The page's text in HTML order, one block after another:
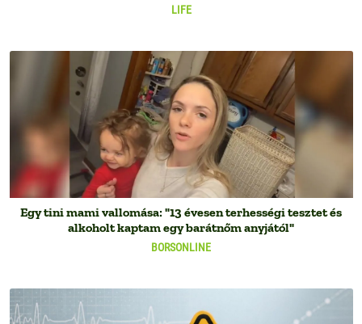
LIFE
BORSONLINE
Egy tini mami vallomása: "13 évesen terhességi tesztet és
alkoholt kaptam egy barátnőm anyjától"